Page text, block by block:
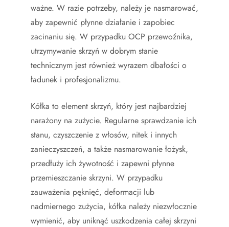
ważne. W razie potrzeby, należy je nasmarować,
aby zapewnić płynne działanie i zapobiec
zacinaniu się. W przypadku OCP przewoźnika,
utrzymywanie skrzyń w dobrym stanie
technicznym jest również wyrazem dbałości o
ładunek i profesjonalizmu.
Kółka to element skrzyń, który jest najbardziej
narażony na zużycie. Regularne sprawdzanie ich
stanu, czyszczenie z włosów, nitek i innych
zanieczyszczeń, a także nasmarowanie łożysk,
przedłuży ich żywotność i zapewni płynne
przemieszczanie skrzyni. W przypadku
zauważenia pęknięć, deformacji lub
nadmiernego zużycia, kółka należy niezwłocznie
wymienić, aby uniknąć uszkodzenia całej skrzyni